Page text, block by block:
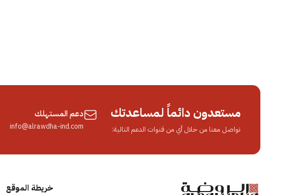
مستعدون دائماً لمساعدتك
تواصل معنا من خلال أي من قنوات الدعم التالية:
دعم المستهلك
info@alrawdha-ind.com
خريطة الموقع